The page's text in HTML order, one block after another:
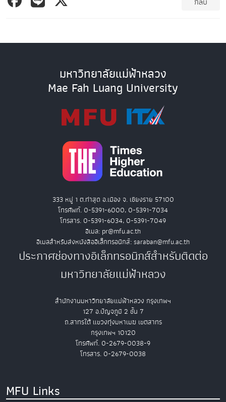
มหาวิทยาลัยแม่ฟ้าหลวง
Mae Fah Luang University
333 หมู่ 1 ต.ท่าสุด อ.เมือง จ. เชียงราย 57100
โทรศัพท์. 0-5391-6000, 0-5391-7034
โทรสาร. 0-5391-6034, 0-5391-7049
อีเมล: pr@mfu.ac.th
อีเมลสำหรับส่งหนังสืออิเล็กทรอนิกส์: saraban@mfu.ac.th
ประกาศช่องทางอิเล็กทรอนิกส์สำหรับติดต่อ
มหาวิทยาลัยแม่ฟ้าหลวง
สำนักงานมหาวิทยาลัยแม่ฟ้าหลวง กรุงเทพฯ
127 อ.ปัญจภูมิ 2 ชั้น 7
ถ.สาทรใต้ แขวงทุ่งมหาเมฆ เขตสาทร
กรุงเทพฯ 10120
โทรศัพท์. 0-2679-0038-9
โทรสาร. 0-2679-0038
MFU Links